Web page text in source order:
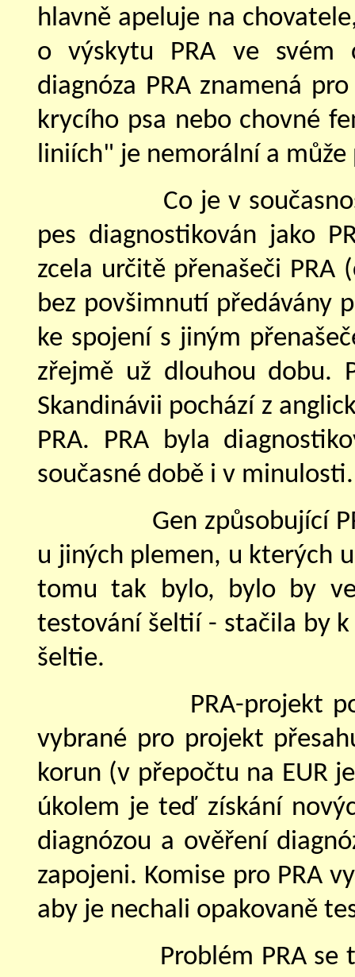
hlavně apeluje na
o výskytu PRA ve svém
diagnóza PRA znamená
krycího psa nebo chovné
liniích" je nemorální a
Co je v
pes diagnostikován jako
zcela určitě přenašeči PRA
bez povšimnutí předávány
ke spojení s jiným
zřejmě už dlouhou dobu.
Skandinávii pochází z
PRA. PRA byla
současné době i v minulosti.
Gen způsobující
u jiných plemen, u kterých
tomu tak bylo, bylo by
testování šeltií - stačila by
šeltie.
PRA-projekt
vybrané pro projekt
korun (v přepočtu na EUR
úkolem je teď získání
diagnózou a ověření
zapojeni. Komise pro PRA
aby je nechali opakovaně
Problém PRA se